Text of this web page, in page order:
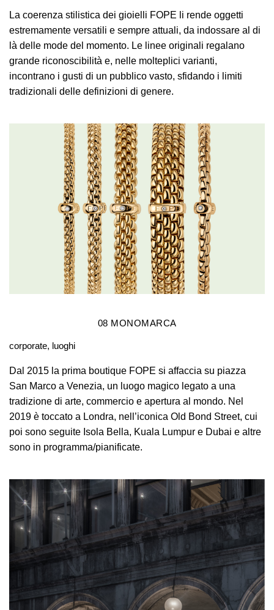
La coerenza stilistica dei gioielli FOPE li rende oggetti
estremamente versatili e sempre attuali, da indossare al di
là delle mode del momento. Le linee originali regalano
grande riconoscibilità e, nelle molteplici varianti,
incontrano i gusti di un pubblico vasto, sfidando i limiti
tradizionali delle definizioni di genere.
08 MONOMARCA
corporate, luoghi
Dal 2015 la prima boutique FOPE si affaccia su piazza
San Marco a Venezia, un luogo magico legato a una
tradizione di arte, commercio e apertura al mondo. Nel
2019 è toccato a Londra, nell’iconica Old Bond Street, cui
poi sono seguite Isola Bella, Kuala Lumpur e Dubai e altre
sono in programma/pianificate.